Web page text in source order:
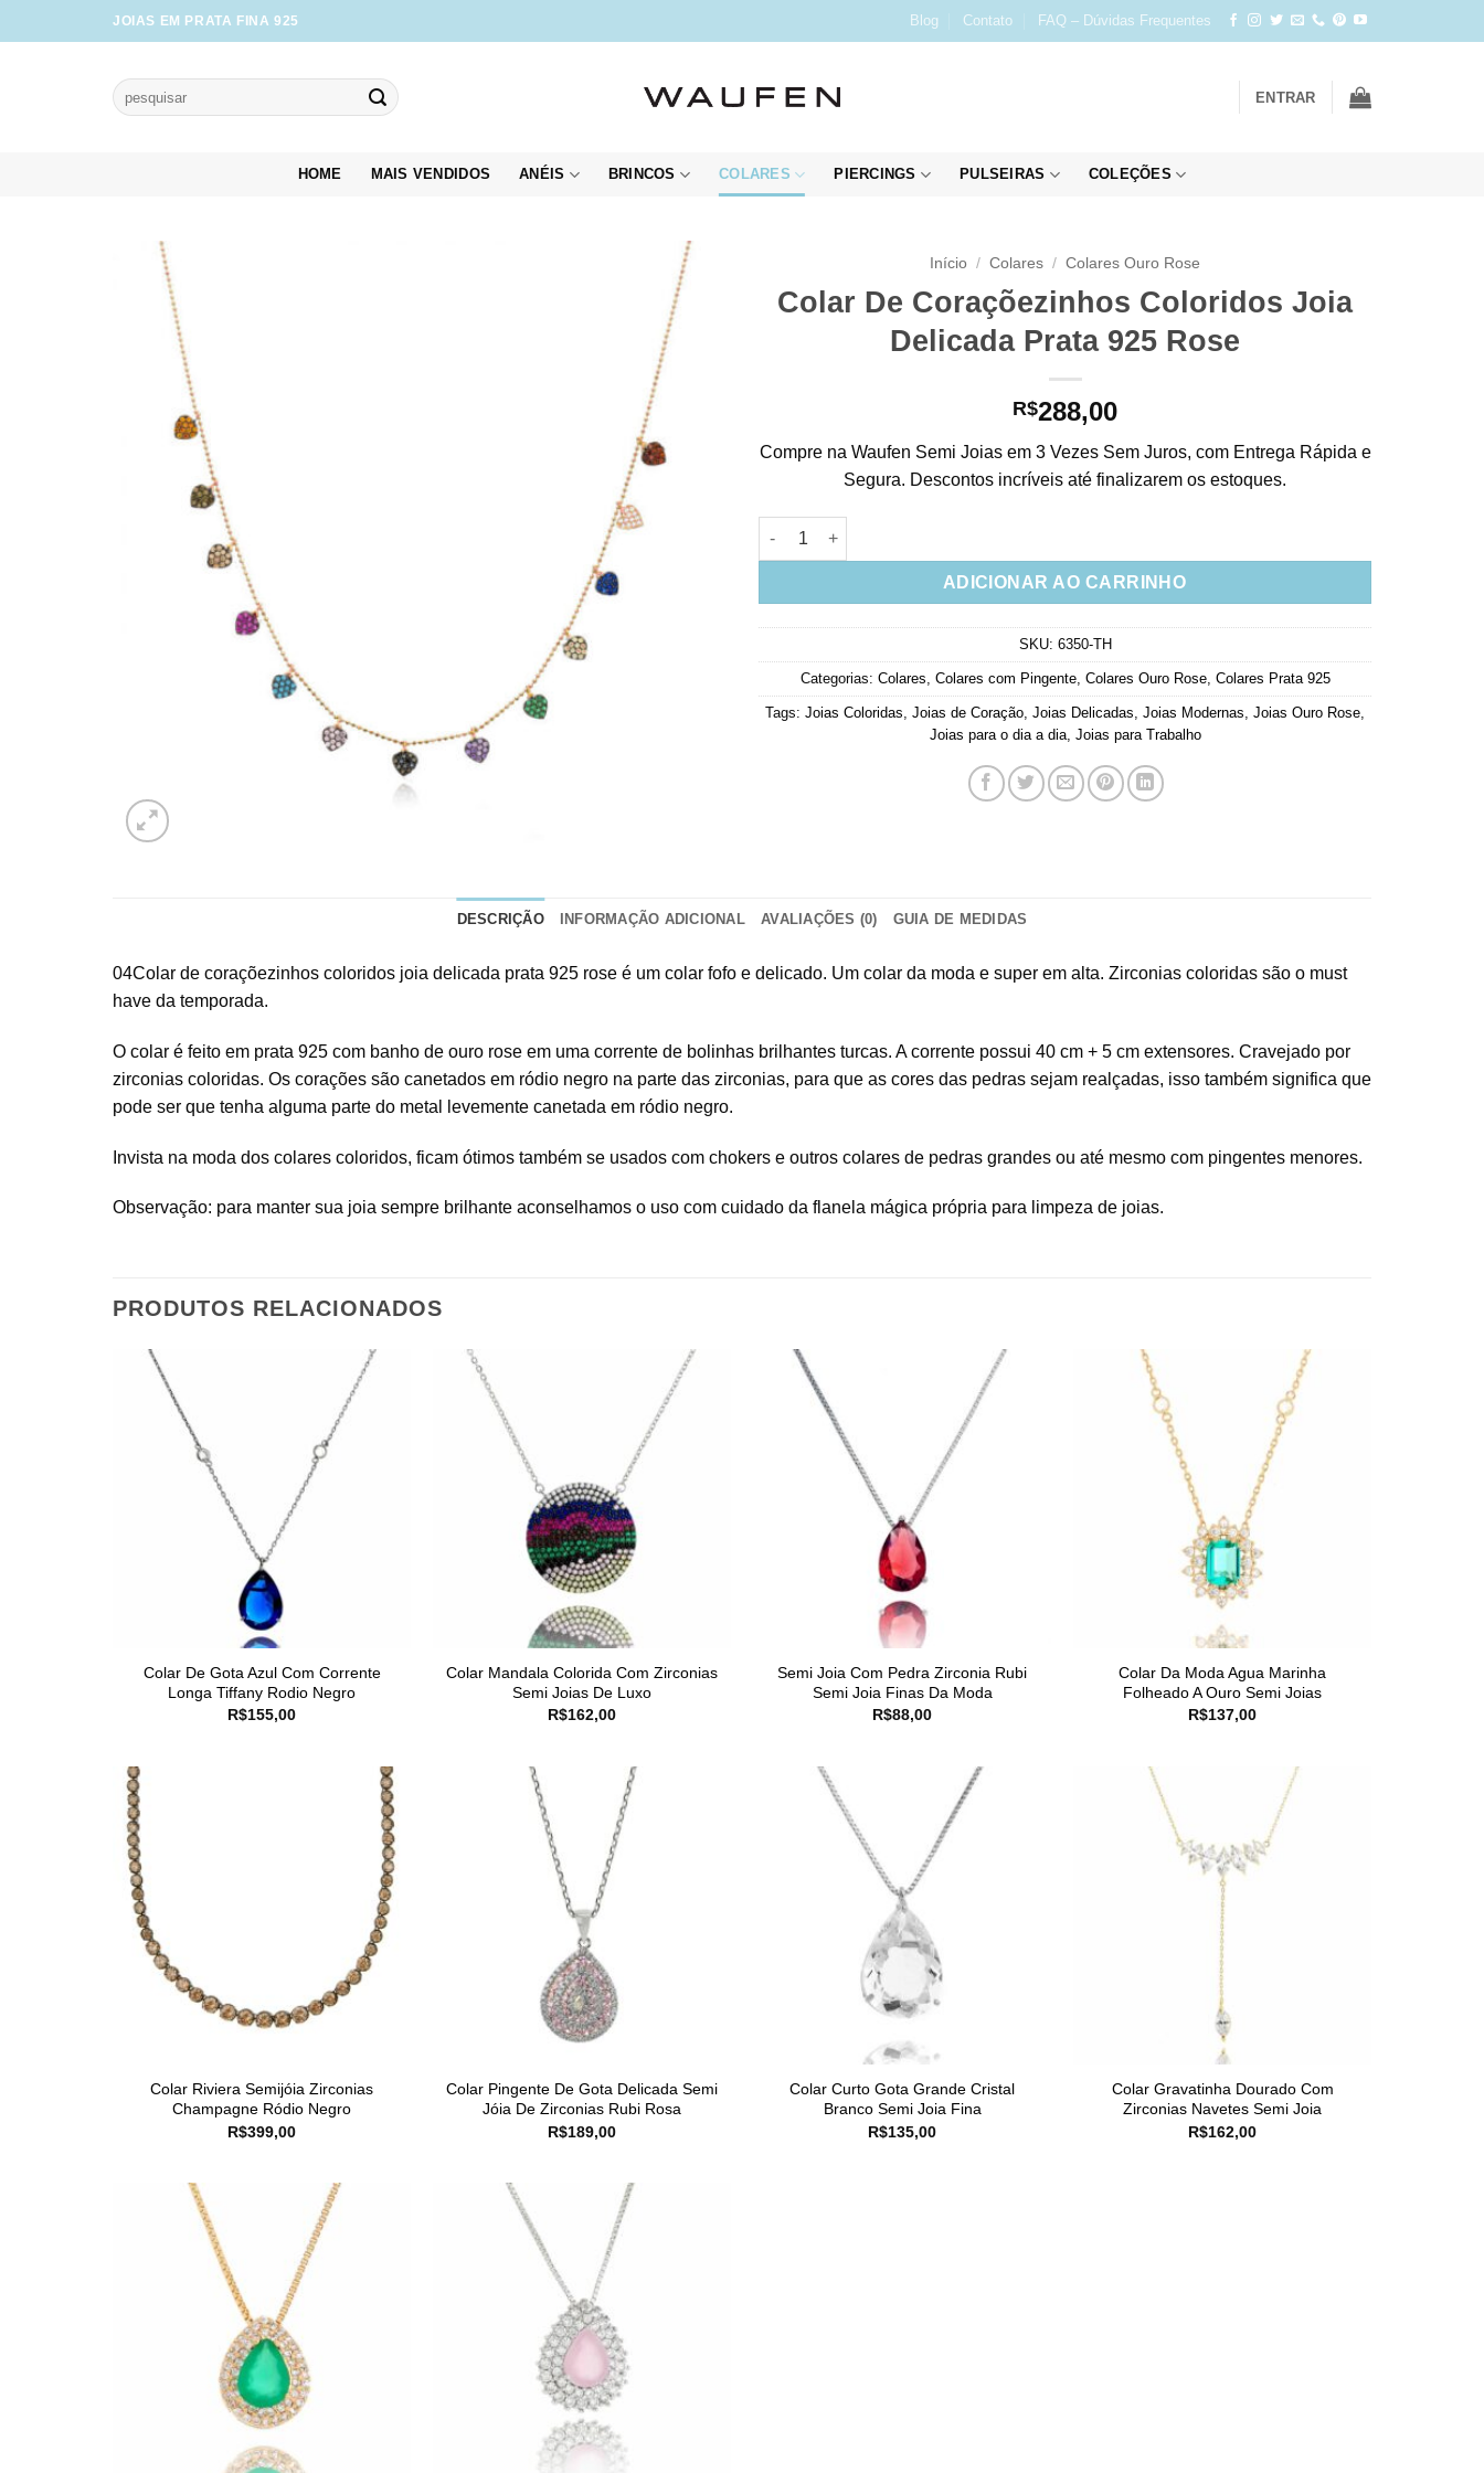
to
JOIAS EM PRATA FINA 925 Blog Contato FAQ – Dúvidas Frequentes
Pesquisar
por:
ENTRAR
HOME MAIS VENDIDOS ANÉIS BRINCOS COLARES PIERCINGS PULSEIRAS COLEÇÕES
Início / Colares / Colares Ouro Rose
Colar De Coraçõezinhos Coloridos Joia
Delicada Prata 925 Rose
R$288,00
Compre na Waufen Semi Joias em 3 Vezes Sem Juros, com Entrega Rápida e
Segura. Descontos incríveis até finalizarem os estoques.
Colar De Coraçõezinhos Coloridos Joia Delicada Prata 925 Rose quantidade
ADICIONAR AO CARRINHO
SKU: 6350-TH
Categorias: Colares Colares com Pingente, Colares Ouro Rose, Colares Prata 925
Tags: Joias Coloridas Joias de Coração Joias Delicadas Joias Modernas Joias Ouro Rose
Joias para o dia a dia, Joias para Trabalho
DESCRIÇÃO INFORMAÇÃO ADICIONAL AVALIAÇÕES (0) GUIA DE MEDIDAS
04Colar de coraçõezinhos coloridos joia delicada prata 925 rose é um colar fofo e delicado. Um colar da moda e super em alta. Zirconias coloridas são o must
have da temporada.
O colar é feito em prata 925 com banho de ouro rose em uma corrente de bolinhas brilhantes turcas. A corrente possui 40 cm + 5 cm extensores. Cravejado por
zirconias coloridas. Os corações são canetados em ródio negro na parte das zirconias, para que as cores das pedras sejam realçadas, isso também significa que
pode ser que tenha alguma parte do metal levemente canetada em ródio negro.
Invista na moda dos colares coloridos, ficam ótimos também se usados com chokers e outros colares de pedras grandes ou até mesmo com pingentes menores.
Observação: para manter sua joia sempre brilhante aconselhamos o uso com cuidado da flanela mágica própria para limpeza de joias.
PRODUTOS RELACIONADOS
Colar De Gota Azul Com Corrente
Longa Tiffany Rodio Negro
R$155,00
Colar Mandala Colorida Com Zirconias
Semi Joias De Luxo
R$162,00
Semi Joia Com Pedra Zirconia Rubi
Semi Joia Finas Da Moda
R$88,00
Colar Da Moda Agua Marinha
Folheado A Ouro Semi Joias
R$137,00
Colar Riviera Semijóia Zirconias
Champagne Ródio Negro
R$399,00
Colar Pingente De Gota Delicada Semi
Jóia De Zirconias Rubi Rosa
R$189,00
Colar Curto Gota Grande Cristal
Branco Semi Joia Fina
R$135,00
Colar Gravatinha Dourado Com
Zirconias Navetes Semi Joia
R$162,00